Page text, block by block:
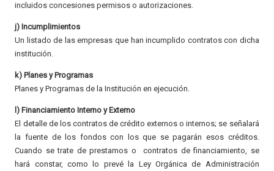
incluidos concesiones permisos o autorizaciones.
j) Incumplimientos
Un listado de las empresas que han incumplido contratos con dicha
institución.
k) Planes y Programas
Planes y Programas de la Institución en ejecución.
l) Financiamiento Interno y Externo
El detalle de los contratos de crédito externos o internos; se señalará
la fuente de los fondos con los que se pagarán esos créditos.
Cuando se trate de prestamos o contratos de financiamiento, se
hará constar, como lo prevé la Ley Orgánica de Administración